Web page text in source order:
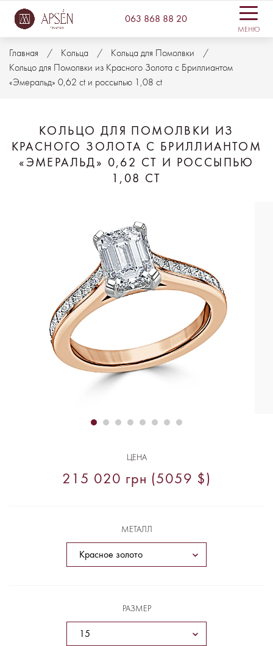
063 868 88 20
МЕНЮ
Главная Кольца
Кольца для Помолвки
Кольцо для Помолвки из Красного Золота с Бриллиантом
«Эмеральд» 0,62 ct и россыпью 1,08 ct
КОЛЬЦО ДЛЯ ПОМОЛВКИ ИЗ
КРАСНОГО ЗОЛОТА С БРИЛЛИАНТОМ
«ЭМЕРАЛЬД» 0,62 CT И РОССЫПЬЮ
1,08 CT
ЦЕНА
215 020 грн (5059 $)
МЕТАЛЛ
РАЗМЕР